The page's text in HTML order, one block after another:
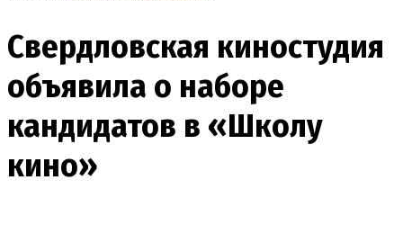
Свердловская киностудия
объявила о наборе
кандидатов в «Школу
кино»